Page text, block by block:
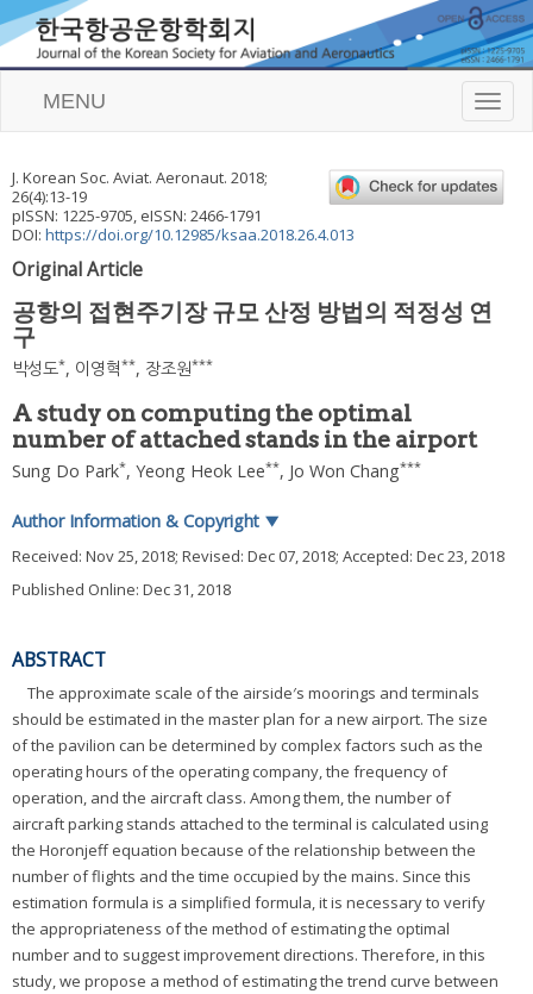
T
o
l
e
g
MENU
J. Korean Soc. Aviat. Aeronaut. 2018;
26(4):13-19
pISSN: 1225-9705, eISSN: 2466-1791
DOI: https://doi.org/10.12985/ksaa.2018.26.4.013
Original Article
공항의 접현주기장 규모 산정 방법의 적정성 연
구
박성도*, 이영혁**, 장조원***
A study on computing the optimal
number of attached stands in the airport
Sung Do Park*, Yeong Heok Lee**, Jo Won Chang***
Author Information & Copyright ▼
Received: Nov 25, 2018; Revised: Dec 07, 2018; Accepted: Dec 23, 2018
Published Online: Dec 31, 2018
ABSTRACT
The approximate scale of the airside′s moorings and terminals
should be estimated in the master plan for a new airport. The size
of the pavilion can be determined by complex factors such as the
operating hours of the operating company, the frequency of
operation, and the aircraft class. Among them, the number of
aircraft parking stands attached to the terminal is calculated using
the Horonjeff equation because of the relationship between the
number of flights and the time occupied by the mains. Since this
estimation formula is a simplified formula, it is necessary to verify
the appropriateness of the method of estimating the optimal
number and to suggest improvement directions. Therefore, in this
study, we propose a method of estimating the trend curve between